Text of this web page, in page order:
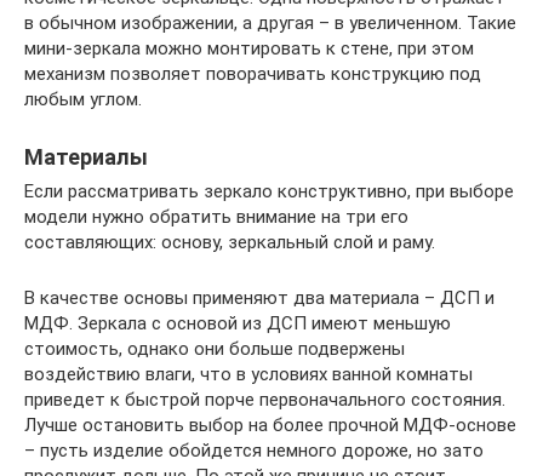
в обычном изображении, а другая – в увеличенном. Такие
мини-зеркала можно монтировать к стене, при этом
механизм позволяет поворачивать конструкцию под
любым углом.
Материалы
Если рассматривать зеркало конструктивно, при выборе
модели нужно обратить внимание на три его
составляющих: основу, зеркальный слой и раму.
В качестве основы применяют два материала – ДСП и
МДФ. Зеркала с основой из ДСП имеют меньшую
стоимость, однако они больше подвержены
воздействию влаги, что в условиях ванной комнаты
приведет к быстрой порче первоначального состояния.
Лучше остановить выбор на более прочной МДФ-основе
– пусть изделие обойдется немного дороже, но зато